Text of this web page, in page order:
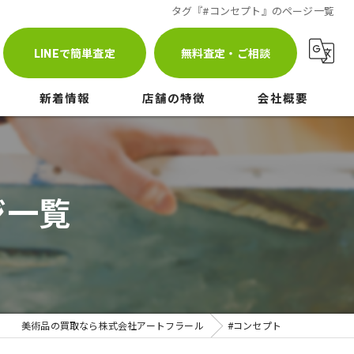
タグ『#コンセプト』のページ一覧
LINEで簡単査定 無料査定・ご相談
新着情報
ブログ
コラム
メディア
店舗の特徴 会社概要
株式会社アートフラール
ギャラリーベイエ元町
覧
美術品の買取なら株式会社アートフラール #コンセプト